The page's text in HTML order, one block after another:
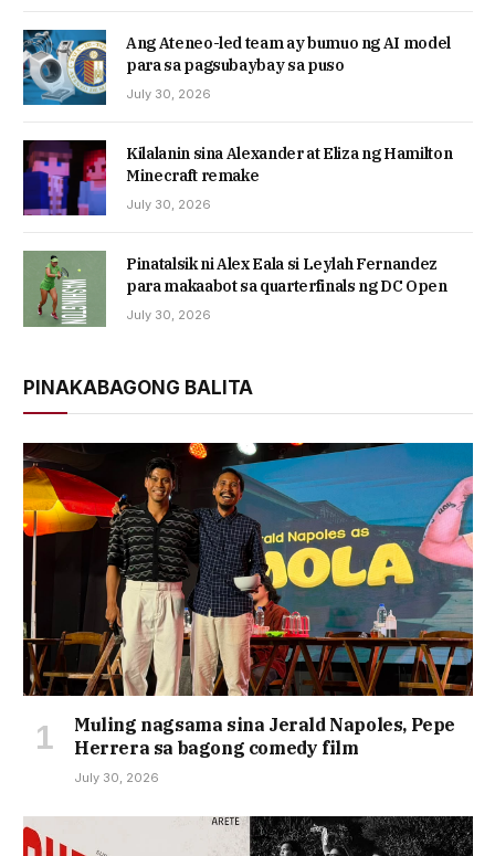
Ang Ateneo-led team ay bumuo ng AI model
para sa pagsubaybay sa puso
July 30, 2026
Kilalanin sina Alexander at Eliza ng Hamilton
Minecraft remake
July 30, 2026
Pinatalsik ni Alex Eala si Leylah Fernandez
para makaabot sa quarterfinals ng DC Open
July 30, 2026
PINAKABAGONG BALITA
Muling nagsama sina Jerald Napoles, Pepe
Herrera sa bagong comedy film
July 30, 2026